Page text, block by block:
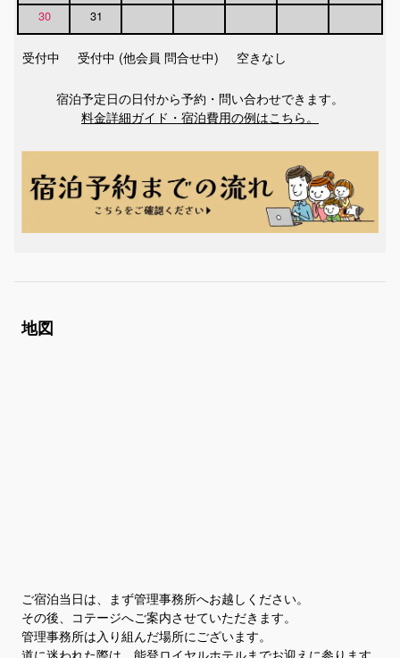
30
31
受付中 受付中 (他会員 問合せ中) 空きなし
宿泊予定日の日付から予約・問い合わせできます。
料金詳細ガイド・宿泊費用の例はこちら。
地図
ご宿泊当日は、まず管理事務所へお越しください。
その後、コテージへご案内させていただきます。
管理事務所は入り組んだ場所にございます。
道に迷われた際は、能登ロイヤルホテルまでお迎えに参ります